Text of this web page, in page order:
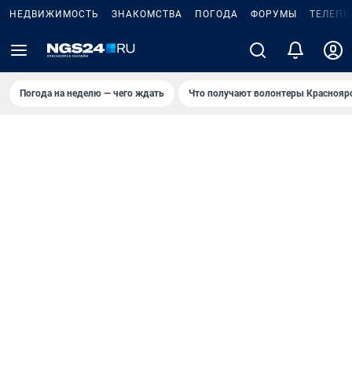
НЕДВИЖИМОСТЬ ЗНАКОМСТВА ПОГОДА ФОРУМЫ
Погода на неделю — чего ждать Что получают волонтеры